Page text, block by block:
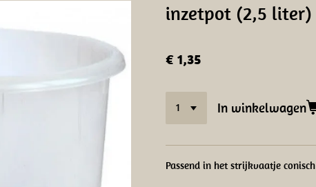
inzetpot (2,5 liter)
€ 1,35
In winkelwagen
Passend in het strijkvaatje conisch